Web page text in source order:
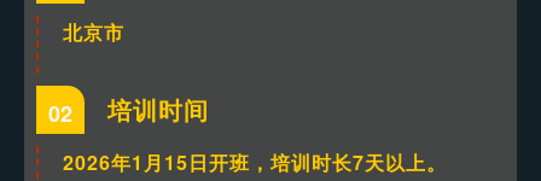
北京市
02 培训时间
2026年1月15日开班，培训时长7天以上。